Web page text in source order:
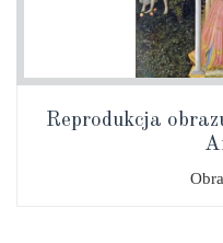
Reprodukcja